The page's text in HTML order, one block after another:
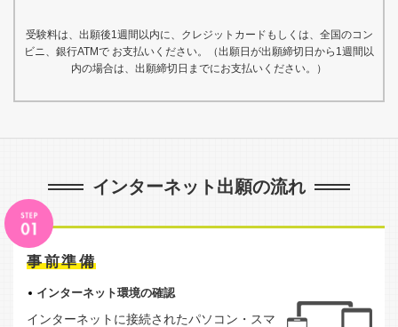
受験料は、出願後1週間以内に、クレジットカードもしくは、全国のコン
ビニ、銀行ATMで お支払いください。（出願日が出願締切日から1週間以
内の場合は、出願締切日までにお支払いください。）
インターネット出願の流れ
事前準備
インターネット環境の確認
インターネットに接続されたパソコン・スマ